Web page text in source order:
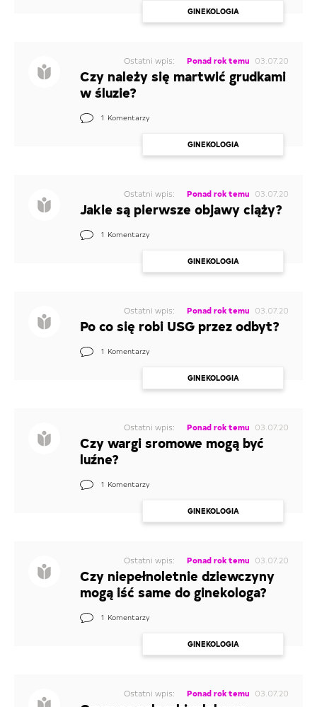
GINEKOLOGIA
Ostatni wpis: Ponad rok temu 03.07.20
Czy należy się martwić grudkami
w śluzie?
1 Komentarzy
GINEKOLOGIA
Ostatni wpis: Ponad rok temu 03.07.20
Jakie są pierwsze objawy ciąży?
1 Komentarzy
GINEKOLOGIA
Ostatni wpis: Ponad rok temu 03.07.20
Po co się robi USG przez odbyt?
1 Komentarzy
GINEKOLOGIA
Ostatni wpis: Ponad rok temu 03.07.20
Czy wargi sromowe mogą być
luźne?
1 Komentarzy
GINEKOLOGIA
Ostatni wpis: Ponad rok temu 03.07.20
Czy niepełnoletnie dziewczyny
mogą iść same do ginekologa?
1 Komentarzy
GINEKOLOGIA
Ostatni wpis: Ponad rok temu 03.07.20